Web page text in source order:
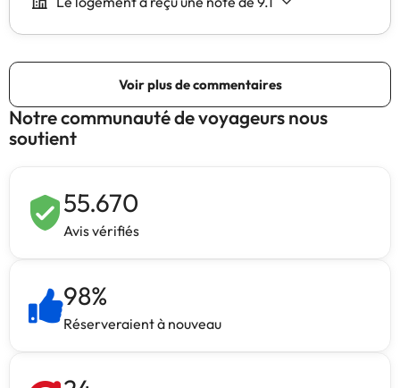
Notre communauté de voyageurs nous
soutient
55.670
Avis vérifiés
98%
Réserveraient à nouveau